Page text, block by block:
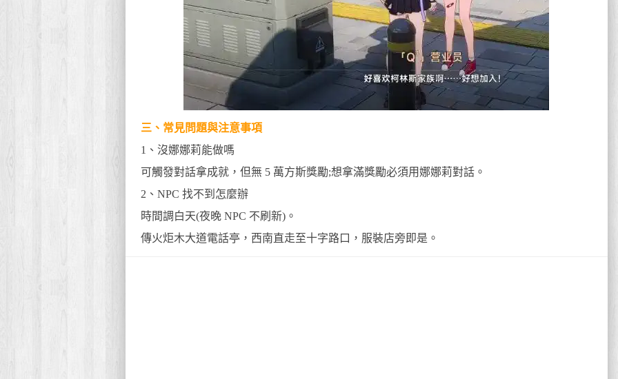
三、常見問題與注意事項
1、沒娜娜莉能做嗎
可觸發對話拿成就，但無 5 萬方斯獎勵;想拿滿獎勵必須用娜娜莉對話。
2、NPC 找不到怎麼辦
時間調白天(夜晚 NPC 不刷新)。
傳火炬木大道電話亭，西南直走至十字路口，服裝店旁即是。